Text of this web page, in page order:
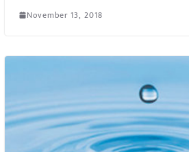
November 13, 2018